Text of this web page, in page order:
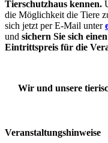
Tierschutzhaus kennen.
die Möglichkeit die Tiere
sich jetzt per E-Mail unter
und sichern Sie sich
Eintrittspreis für die
Wir und unsere
Veranstaltungshinweise